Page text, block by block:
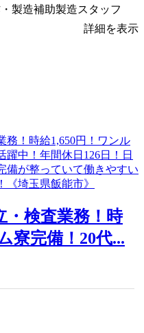
製造補助製造スタッフ
詳細を表示
・検査業務！時
寮完備！20代...